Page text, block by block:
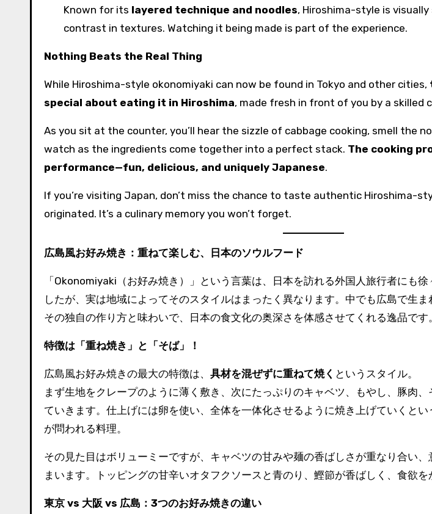
Known for its layered technique and noodles, Hiroshima-style is
contrast in textures. Watching it being made is part of the experience.
Nothing Beats the Real Thing
While Hiroshima-style okonomiyaki can now be found in Tokyo and other cities,
special about eating it in Hiroshima, made fresh in front of you by a skilled
As you sit at the counter, you’ll hear the sizzle of cabbage cooking, smell the
watch as the ingredients come together into a perfect stack. The cooking
performance—fun, delicious, and uniquely Japanese.
If you’re visiting Japan, don’t miss the chance to taste authentic Hiroshima-
originated. It’s a culinary memory you won’t forget.
広島風お好み焼き：重ねて楽しむ、日本のソウルフード
「Okonomiyaki（お好み焼き）」という言葉は、日本を訪れる外国人旅行者にも
したが、実は地域によってそのスタイルはまったく異なります。中でも広島で生ま
その独自の作り方と味わいで、日本の食文化の奥深さを体感させてくれる逸品です。
特徴は「重ね焼き」と「そば」！
広島風お好み焼きの最大の特徴は、 具材を混ぜずに重ねて焼く というスタイル。
まず生地をクレープのように薄く敷き、次にたっぷりのキャベツ、もやし、豚肉
ていきます。仕上げには卵を使い、全体を一体化させるように焼き上げていくとい
が問われる料理。
その見た目はボリューミーですが、キャベツの甘みや麺の香ばしさが重なり合い
まいます。トッピングの甘辛いオタフクソースと青のり、鰹節が香ばしく、食欲を
東京 vs 大阪 vs 広島：3つのお好み焼きの違い